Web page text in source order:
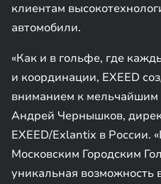
клиентам
автомобили.
«Как и в гольфе, где
и координации, EXEED
вниманием к мельчайшим
Андрей Чернышков,
EXEED/Exlantix в России.
Московским Городским
уникальная возможность